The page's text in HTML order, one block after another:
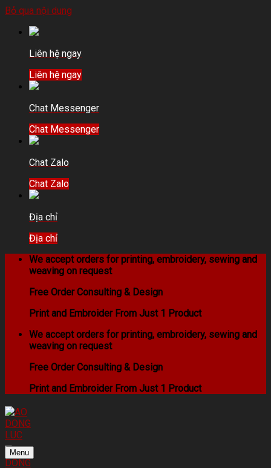
Bỏ qua nội dung
Liên hệ ngay
Liên hệ ngay
Chat Messenger
Chat Messenger
Chat Zalo
Chat Zalo
Địa chỉ
Địa chỉ
We accept orders for printing, embroidery, sewing and
weaving on request
Free Order Consulting & Design
Print and Embroider From Just 1 Product
We accept orders for printing, embroidery, sewing and
weaving on request
Free Order Consulting & Design
Print and Embroider From Just 1 Product
Menu